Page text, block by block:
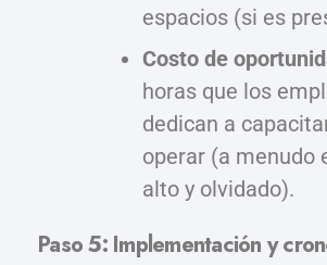
espacios (si es
Costo de
horas que los
dedican a
operar (a menudo
alto y olvidado).
Paso 5: Implementación y